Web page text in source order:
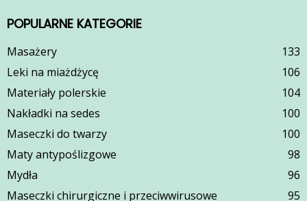
POPULARNE KATEGORIE
Masażery
133
Leki na miażdżycę
106
Materiały polerskie
104
Nakładki na sedes
100
Maseczki do twarzy
100
Maty antypoślizgowe
98
Mydła
96
Maseczki chirurgiczne i przeciwwirusowe
95